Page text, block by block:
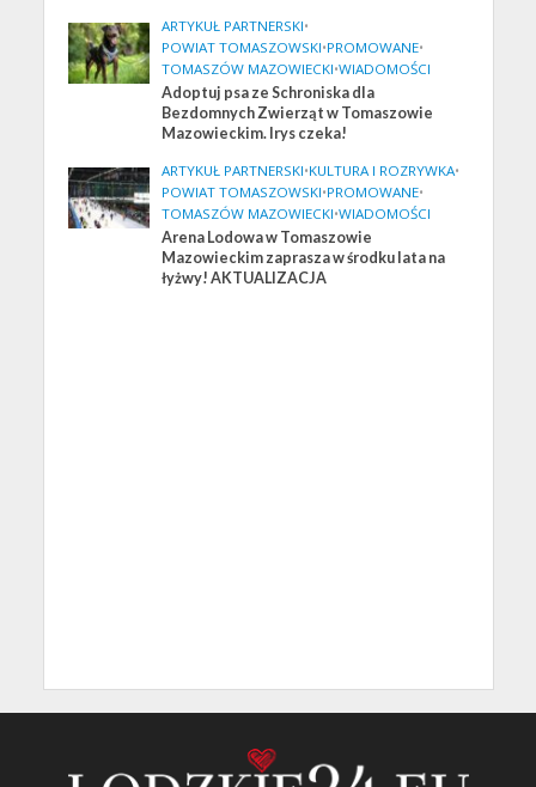
ARTYKUŁ PARTNERSKI•
POWIAT TOMASZOWSKI•PROMOWANE•
TOMASZÓW MAZOWIECKI•WIADOMOŚCI
Adoptuj psa ze Schroniska dla
Bezdomnych Zwierząt w Tomaszowie
Mazowieckim. Irys czeka!
ARTYKUŁ PARTNERSKI•KULTURA I ROZRYWKA•
POWIAT TOMASZOWSKI•PROMOWANE•
TOMASZÓW MAZOWIECKI•WIADOMOŚCI
Arena Lodowa w Tomaszowie
Mazowieckim zaprasza w środku lata na
łyżwy! AKTUALIZACJA